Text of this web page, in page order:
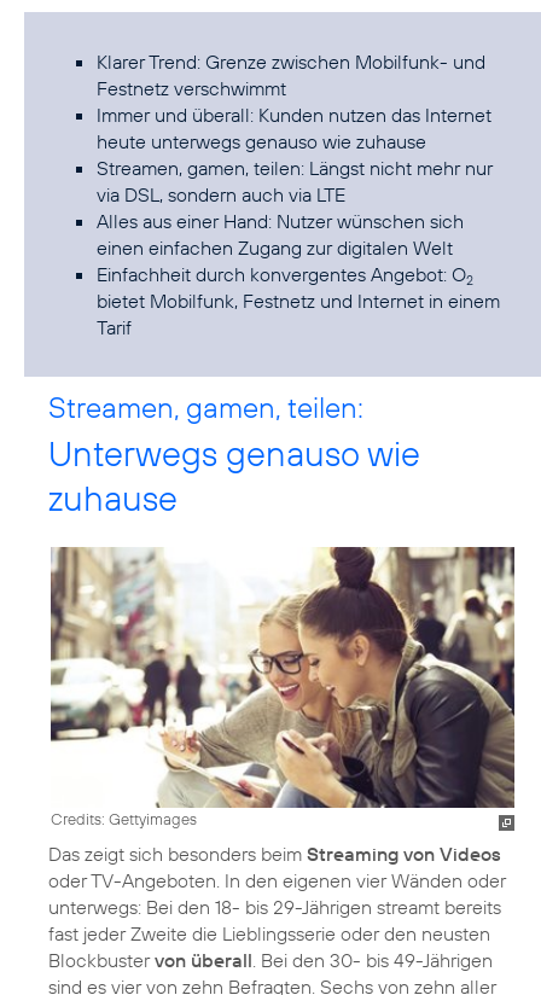
Klarer Trend: Grenze zwischen Mobilfunk- und
Festnetz verschwimmt
Immer und überall: Kunden nutzen das Internet
heute unterwegs genauso wie zuhause
Streamen, gamen, teilen: Längst nicht mehr nur
via DSL, sondern auch via LTE
Alles aus einer Hand: Nutzer wünschen sich
einen einfachen Zugang zur digitalen Welt
Einfachheit durch konvergentes Angebot: O2
bietet Mobilfunk, Festnetz und Internet in einem
Tarif
Streamen, gamen, teilen:
Unterwegs genauso wie
zuhause
Credits: Gettyimages
Das zeigt sich besonders beim Streaming von Videos
oder TV-Angeboten. In den eigenen vier Wänden oder
unterwegs: Bei den 18- bis 29-Jährigen streamt bereits
fast jeder Zweite die Lieblingsserie oder den neusten
Blockbustervon überall. Bei den 30- bis 49-Jährigen
sind es vier von zehn Befragten. Sechs von zehn aller